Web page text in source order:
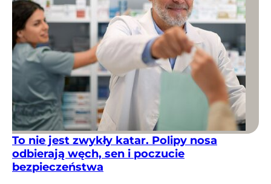
To nie jest zwykły katar. Polipy nosa
odbierają węch, sen i poczucie
bezpieczeństwa